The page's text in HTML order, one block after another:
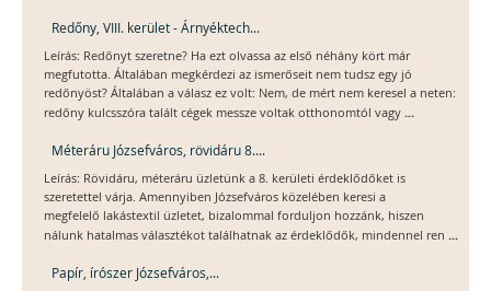
Redőny, VIII. kerület - Árnyéktech...
Leírás: Redőnyt szeretne? Ha ezt olvassa az első néhány kört már
megfutotta. Általában megkérdezi az ismerőseit nem tudsz egy jó
redőnyöst? Általában a válasz ez volt: Nem, de mért nem keresel a neten:
redőny kulcsszóra talált cégek messze voltak otthonomtól vagy ...
Méteráru Józsefváros, rövidáru 8....
Leírás: Rövidáru, méteráru üzletünk a 8. kerületi érdeklődőket is
szeretettel várja. Amennyiben Józsefváros közelében keresi a
megfelelő lakástextil üzletet, bizalommal forduljon hozzánk, hiszen
nálunk hatalmas választékot találhatnak az érdeklődők, mindennel ren ...
Papír, írószer Józsefváros,...